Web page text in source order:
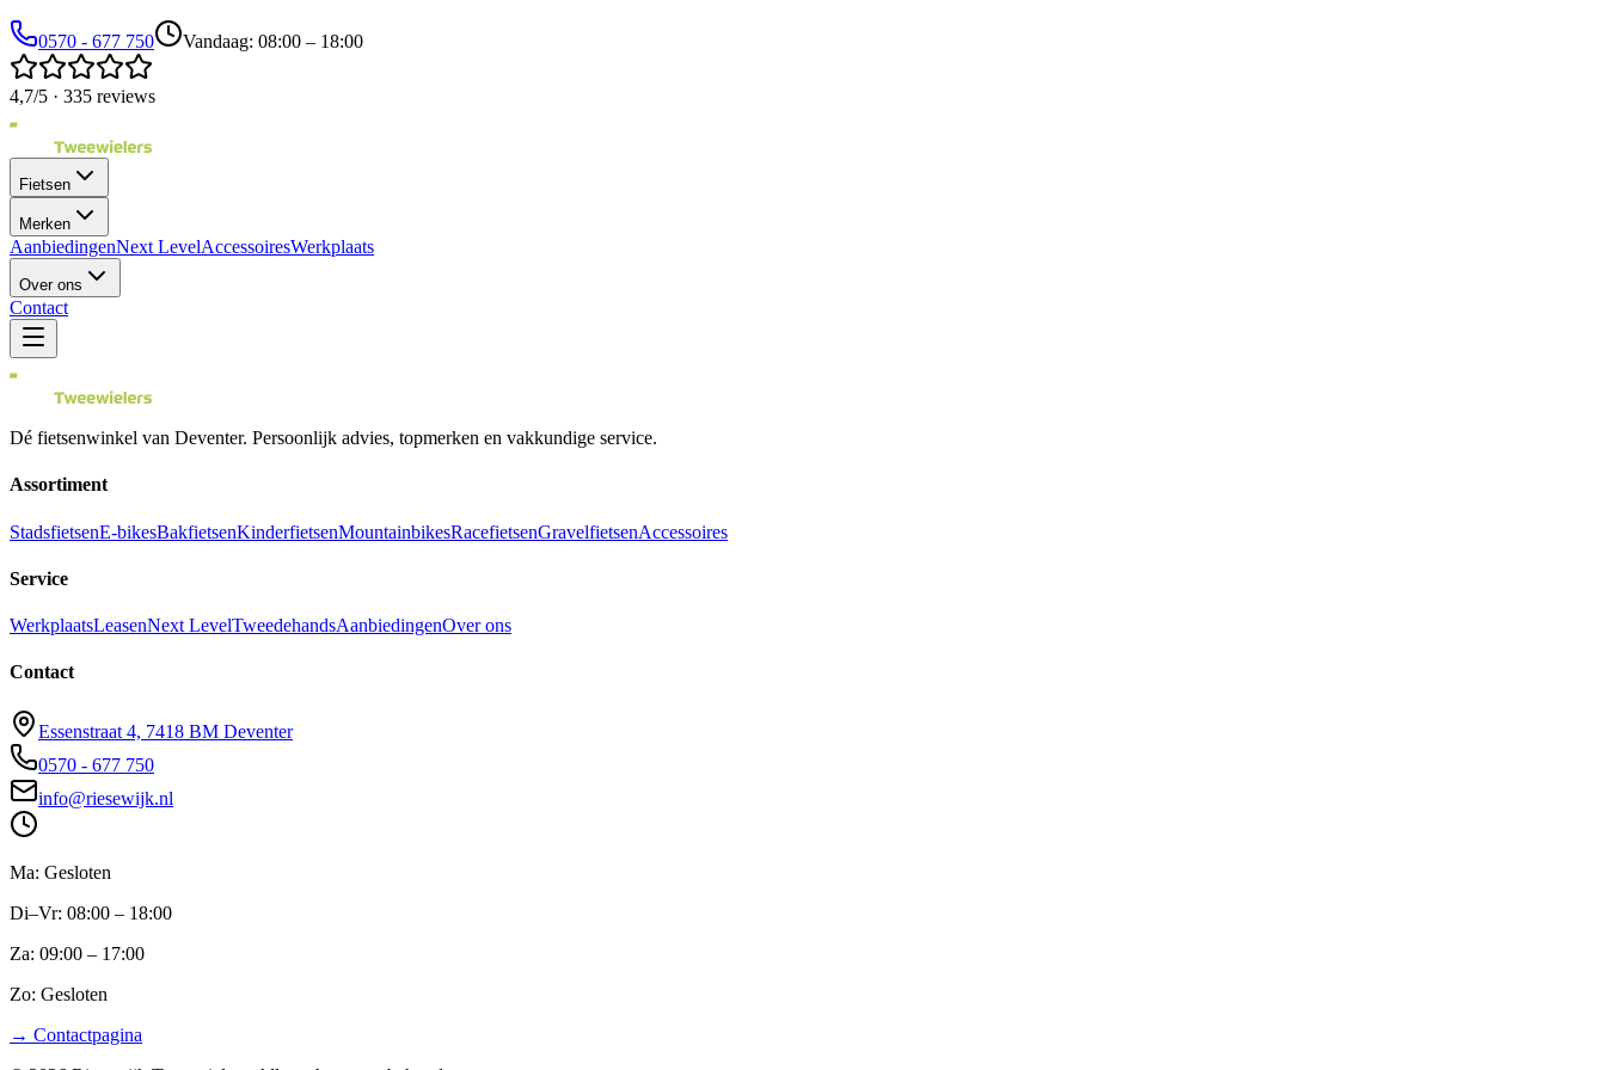
0570 - 677 750 Vandaag: 08:00 – 18:00
4,7/5 · 335 reviews
Fietsen
Merken
AanbiedingenNext LevelAccessoiresWerkplaats
Over ons
Contact
Dé fietsenwinkel van Deventer. Persoonlijk advies, topmerken en vakkundige service.
Assortiment
StadsfietsenE-bikesBakfietsenKinderfietsenMountainbikesRacefietsenGravelfietsenAccessoires
Service
WerkplaatsLeasenNext LevelTweedehandsAanbiedingenOver ons
Contact
Essenstraat 4, 7418 BM Deventer
0570 - 677 750
info@riesewijk.nl
Ma: Gesloten
Di–Vr: 08:00 – 18:00
Za: 09:00 – 17:00
Zo: Gesloten
→ Contactpagina